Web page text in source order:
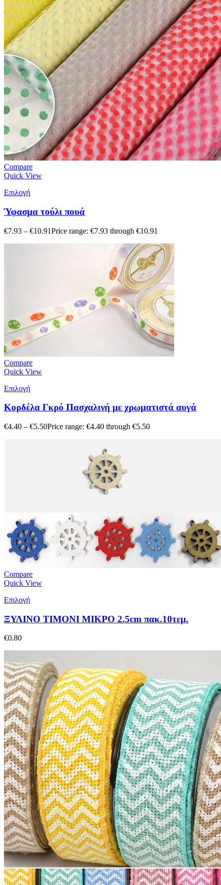
Compare
Quick View
Επιλογή
Ύφασμα τούλι πουά
€7.93 – €10.91Price range: €7.93 through €10.91
Compare
Quick View
Επιλογή
Κορδέλα Γκρό Πασχαλινή με χρωματιστά αυγά
€4.40 – €5.50Price range: €4.40 through €5.50
Compare
Quick View
Επιλογή
ΞΥΛΙΝΟ ΤΙΜΟΝΙ ΜΙΚΡΟ 2.5cm πακ.10τεμ.
€0.80